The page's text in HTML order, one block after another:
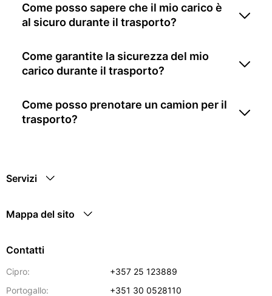
Come posso sapere che il mio carico è
al sicuro durante il trasporto?
Come garantite la sicurezza del mio
carico durante il trasporto?
Come posso prenotare un camion per il
trasporto?
Servizi
Mappa del sito
Contatti
Cipro:
+357 25 123889
Portogallo:
+351 30 0528110